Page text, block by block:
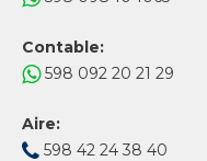
Contable:
598 092 20 21 29
Aire:
598 42 24 38 40